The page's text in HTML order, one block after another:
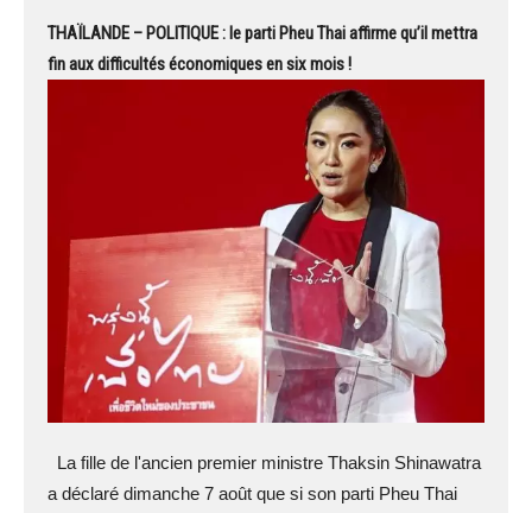
THAÏLANDE – POLITIQUE : le parti Pheu Thai affirme qu’il mettra
fin aux difficultés économiques en six mois !
La fille de l'ancien premier ministre Thaksin Shinawatra
a déclaré dimanche 7 août que si son parti Pheu Thai